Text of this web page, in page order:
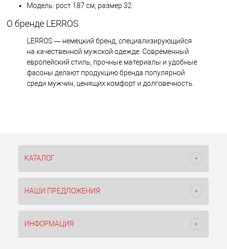
Модель: рост 187 см, размер 32
О бренде LERROS
LERROS — немецкий бренд, специализирующийся
на качественной мужской одежде. Современный
европейский стиль, прочные материалы и удобные
фасоны делают продукцию бренда популярной
среди мужчин, ценящих комфорт и долговечность.
КАТАЛОГ
НАШИ ПРЕДЛОЖЕНИЯ
ИНФОРМАЦИЯ